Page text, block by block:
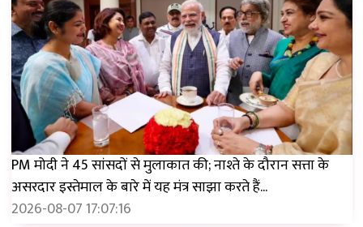
PM मोदी ने 45 सांसदों से मुलाकात की; नाश्ते के दौरान सत्ता के
असरदार इस्तेमाल के बारे में यह मंत्र साझा करते हैं...
2026-08-07 17:07:16